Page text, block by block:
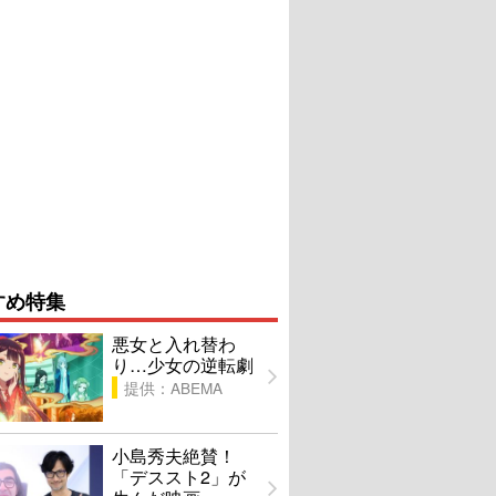
特集
悪女と入れ替わ
り…少女の逆転劇
提供：ABEMA
小島秀夫絶賛！
「デススト2」が